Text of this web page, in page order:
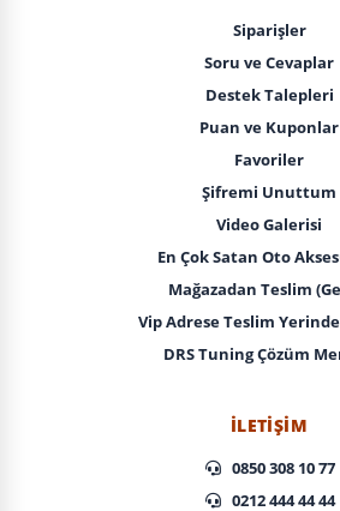
Siparişler
Soru ve Cevaplar
Destek Talepleri
Puan ve Kuponlar
Favoriler
Şifremi Unuttum
Video Galerisi
En Çok Satan Oto
Mağazadan Teslim
Vip Adrese Teslim
DRS Tuning Çözüm
İLETIŞIM
0850 308 10 77
0212 444 44 44